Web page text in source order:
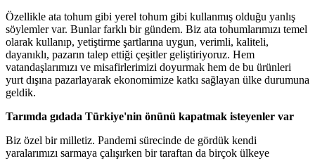
Özellikle ata tohum gibi yerel tohum gibi kullanmış olduğu yanlış
söylemler var. Bunlar farklı bir gündem. Biz ata tohumlarımızı temel
olarak kullanıp, yetiştirme şartlarına uygun, verimli, kaliteli,
dayanıklı, pazarın talep ettiği çeşitler geliştiriyoruz. Hem
vatandaşlarımızı ve misafirlerimizi doyurmak hem de bu ürünleri
yurt dışına pazarlayarak ekonomimize katkı sağlayan ülke durumuna
geldik.
Tarımda gıdada Türkiye'nin önünü kapatmak isteyenler var
Biz özel bir milletiz. Pandemi sürecinde de gördük kendi
yaralarımızı sarmaya çalışırken bir taraftan da birçok ülkeye